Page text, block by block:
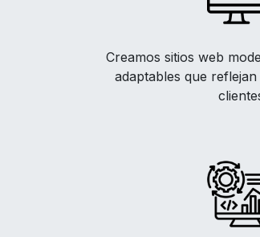
Creamos sitios web
adaptables que